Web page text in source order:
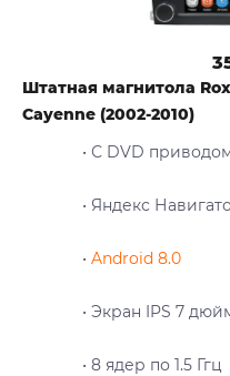
Штатная магнитола
Cayenne (2002-2010)
• С DVD
• Яндекс
• Android 8.0
• Экран IPS 7
• 8 ядер по 1.5 Ггц